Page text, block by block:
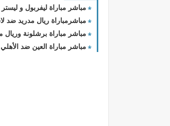
مباشر مباراة ليفربول و ليستر سيتي في
مباشرمباراة ريال مدريد ضد
مباشر مباراة برشلونة وريال مايوركا في
مباشر مباراة العين ضد الأهلي يلا شوت اليوم 2023-09-26